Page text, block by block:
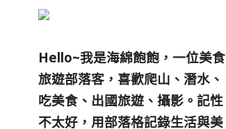
Hello~我是海綿飽飽，一位美食
旅遊部落客， 喜歡爬山、潛水、
吃美食、出國旅遊、攝影。 記性
不太好，用部落格記錄生活與美